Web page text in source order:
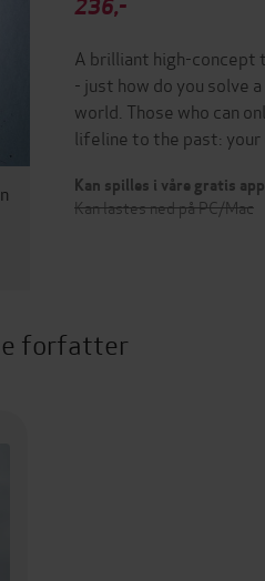
236,-
A brilliant high-concept
- just how do you solve
world. Those who can
lifeline to the past: your
Kan spilles i våre gratis
Kan lastes ned på PC/Mac
forfatter